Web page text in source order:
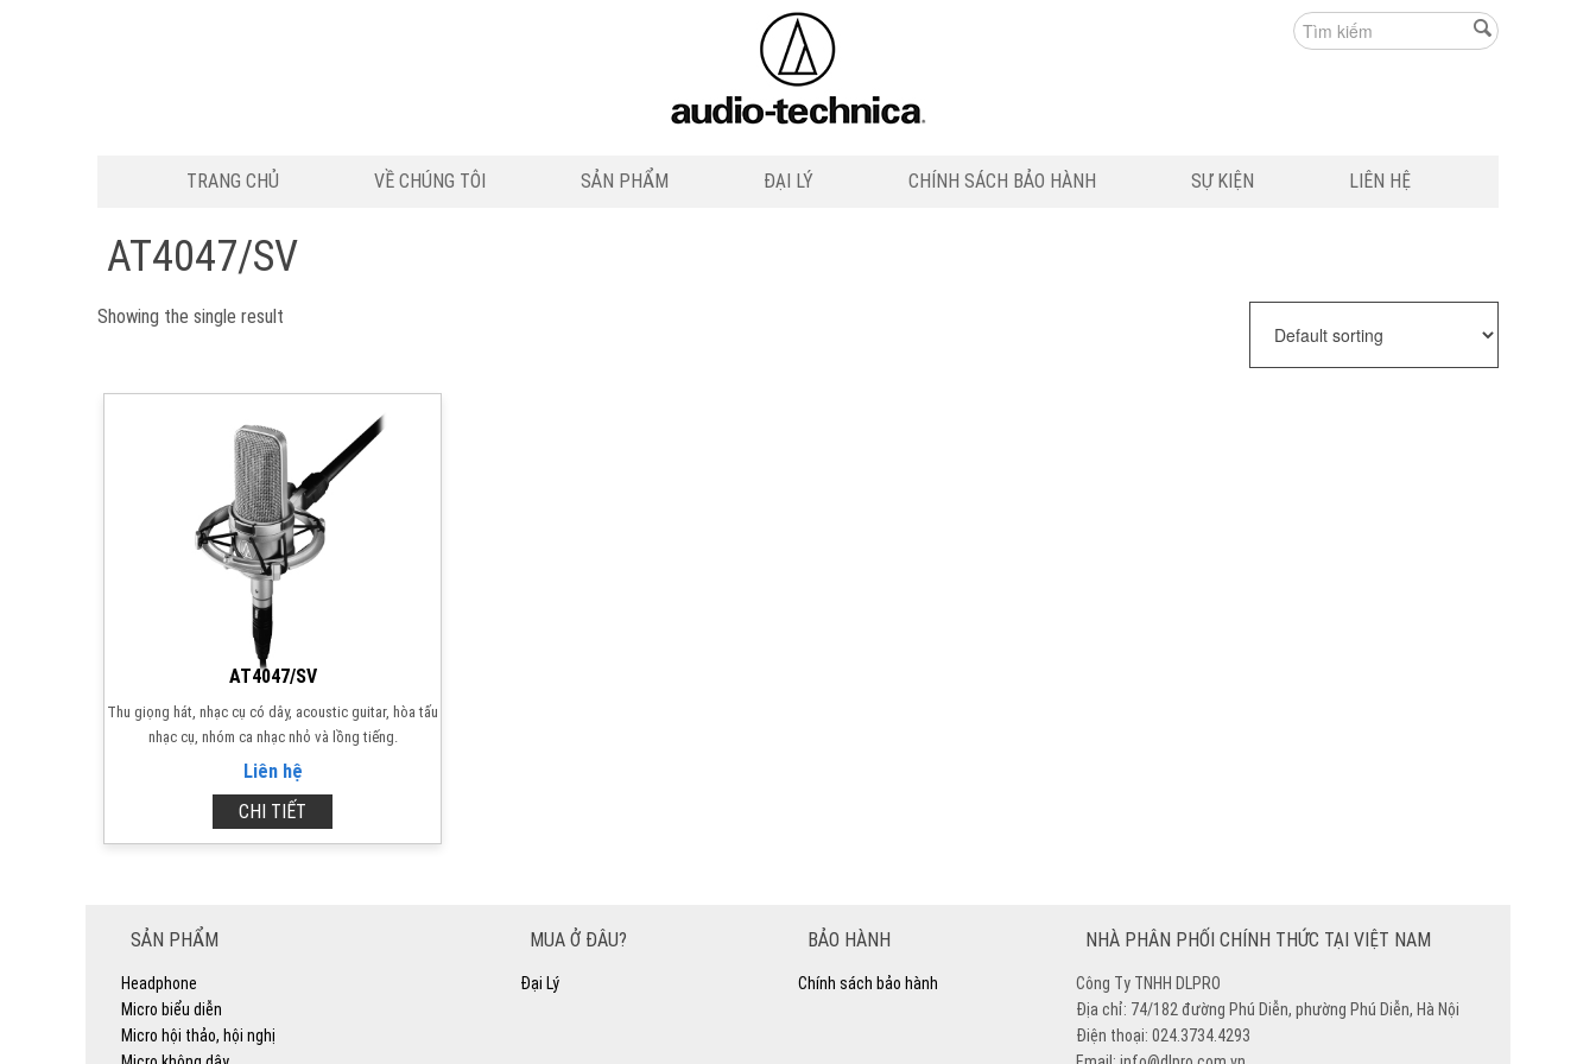
TRANG CHỦ VỀ CHÚNG TÔI SẢN PHẨM ĐẠI LÝ CHÍNH SÁCH BẢO HÀNH SỰ KIỆN LIÊN HỆ
AT4047/SV
Showing the single result
AT4047/SV
Thu giọng hát, nhạc cụ có dây, acoustic guitar, hòa tấu
nhạc cụ, nhóm ca nhạc nhỏ và lồng tiếng.
Liên hệ
CHI TIẾT
SẢN PHẨM
Headphone
Micro biểu diễn
Micro hội thảo, hội nghị
MUA Ở ĐÂU?
Đại Lý
BẢO HÀNH
Chính sách bảo hành
NHÀ PHÂN PHỐI CHÍNH THỨC TẠI VIỆT NAM
Công Ty TNHH DLPRO
Địa chỉ: 74/182 đường Phú Diễn, phường Phú Diễn, Hà Nội
Điện thoại: 024.3734.4293